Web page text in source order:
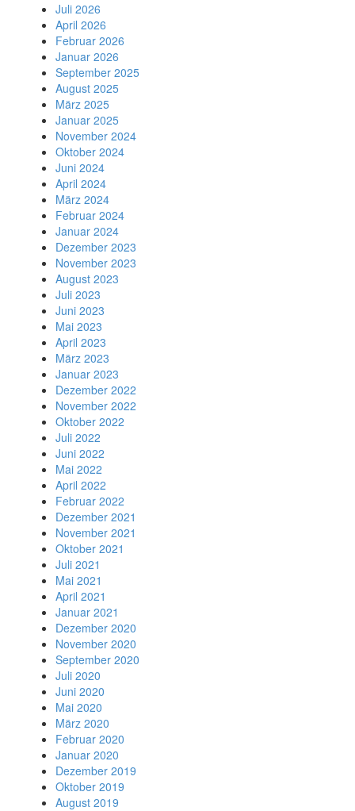
Juli 2026
April 2026
Februar 2026
Januar 2026
September 2025
August 2025
März 2025
Januar 2025
November 2024
Oktober 2024
Juni 2024
April 2024
März 2024
Februar 2024
Januar 2024
Dezember 2023
November 2023
August 2023
Juli 2023
Juni 2023
Mai 2023
April 2023
März 2023
Januar 2023
Dezember 2022
November 2022
Oktober 2022
Juli 2022
Juni 2022
Mai 2022
April 2022
Februar 2022
Dezember 2021
November 2021
Oktober 2021
Juli 2021
Mai 2021
April 2021
Januar 2021
Dezember 2020
November 2020
September 2020
Juli 2020
Juni 2020
Mai 2020
März 2020
Februar 2020
Januar 2020
Dezember 2019
Oktober 2019
August 2019